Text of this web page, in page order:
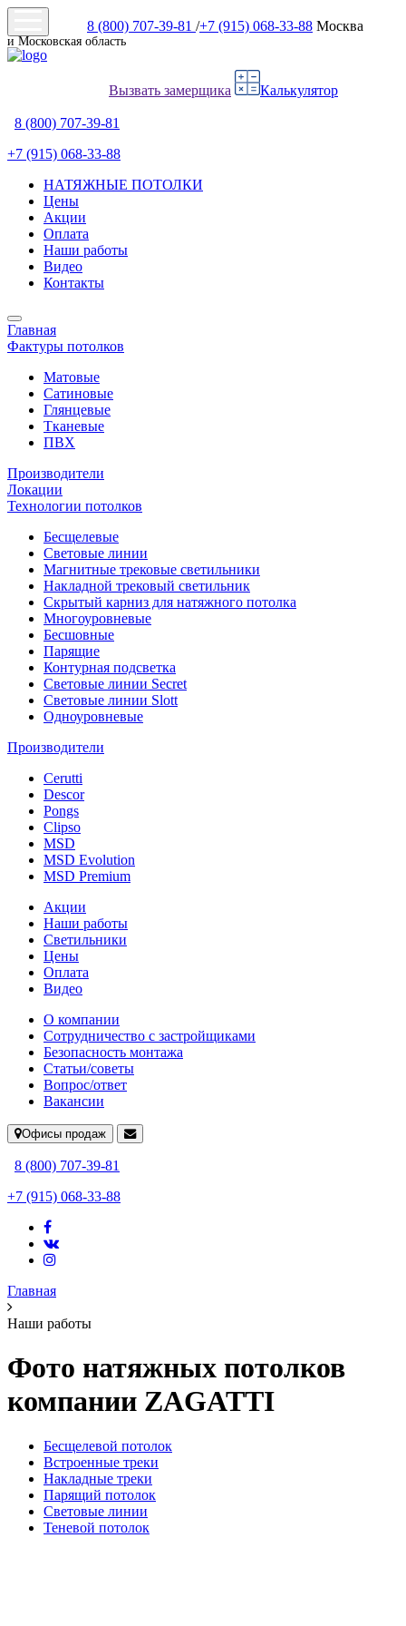
8 (800) 707-39-81 /+7 (915) 068-33-88 Москва
и Московская область
Вызвать замерщика Калькулятор
8 (800) 707-39-81
+7 (915) 068-33-88
НАТЯЖНЫЕ ПОТОЛКИ
Цены
Акции
Оплата
Наши работы
Видео
Контакты
Главная
Фактуры потолков
Матовые
Сатиновые
Глянцевые
Тканевые
ПВХ
Производители
Локации
Технологии потолков
Бесщелевые
Световые линии
Магнитные трековые светильники
Накладной трековый светильник
Скрытый карниз для натяжного потолка
Многоуровневые
Бесшовные
Парящие
Контурная подсветка
Световые линии Secret
Световые линии Slott
Одноуровневые
Производители
Cerutti
Descor
Pongs
Clipso
MSD
MSD Evolution
MSD Premium
Акции
Наши работы
Светильники
Цены
Оплата
Видео
О компании
Сотрудничество с застройщиками
Безопасность монтажа
Статьи/советы
Вопрос/ответ
Вакансии
Офисы продаж
8 (800) 707-39-81
+7 (915) 068-33-88
Главная
Наши работы
Фото натяжных потолков
компании ZAGATTI
Беcщелевой потолок
Встроенные треки
Накладные треки
Парящий потолок
Световые линии
Теневой потолок